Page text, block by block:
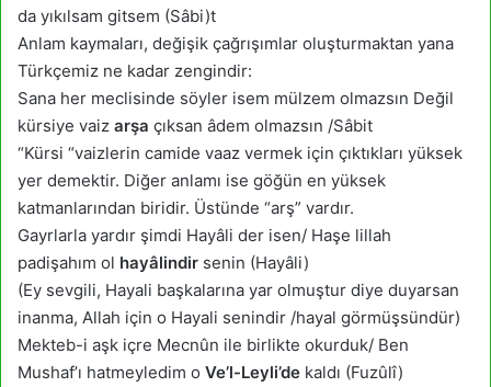
da yıkılsam gitsem (Sâbi)t
Anlam kaymaları, değişik çağrışımlar oluşturmaktan yana
Türkçemiz ne kadar zengindir:
Sana her meclisinde söyler isem mülzem olmazsın Değil
kürsiye vaiz arşa çıksan âdem olmazsın /Sâbit
“Kürsi “vaizlerin camide vaaz vermek için çıktıkları yüksek
yer demektir. Diğer anlamı ise göğün en yüksek
katmanlarından biridir. Üstünde “arş” vardır.
Gayrlarla yardır şimdi Hayâli der isen/ Haşe lillah
padişahım ol hayâlindir senin (Hayâli)
(Ey sevgili, Hayali başkalarına yar olmuştur diye duyarsan
inanma, Allah için o Hayali senindir /hayal görmüşsündür)
Mekteb-i aşk içre Mecnûn ile birlikte okurduk/ Ben
Mushaf’ı hatmeyledim o Ve’l-Leyli’de kaldı (Fuzûlî)